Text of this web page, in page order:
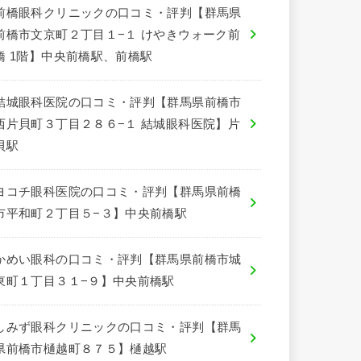
橋眼科クリニックの口コミ・評判【群馬県
橋市文京町２丁目１−１ けやきウォーク前
1階】中央前橋駅、前橋駅
城眼科医院の口コミ・評判【群馬県前橋市
片貝町３丁目２８６−１ 結城眼科医院】片
駅
コチ眼科医院の口コミ・評判【群馬県前橋
平和町２丁目５−３】中央前橋駅
めい眼科の口コミ・評判【群馬県前橋市城
町１丁目３１−９】中央前橋駅
みず眼科クリニックの口コミ・評判【群馬
前橋市樋越町８７５】樋越駅